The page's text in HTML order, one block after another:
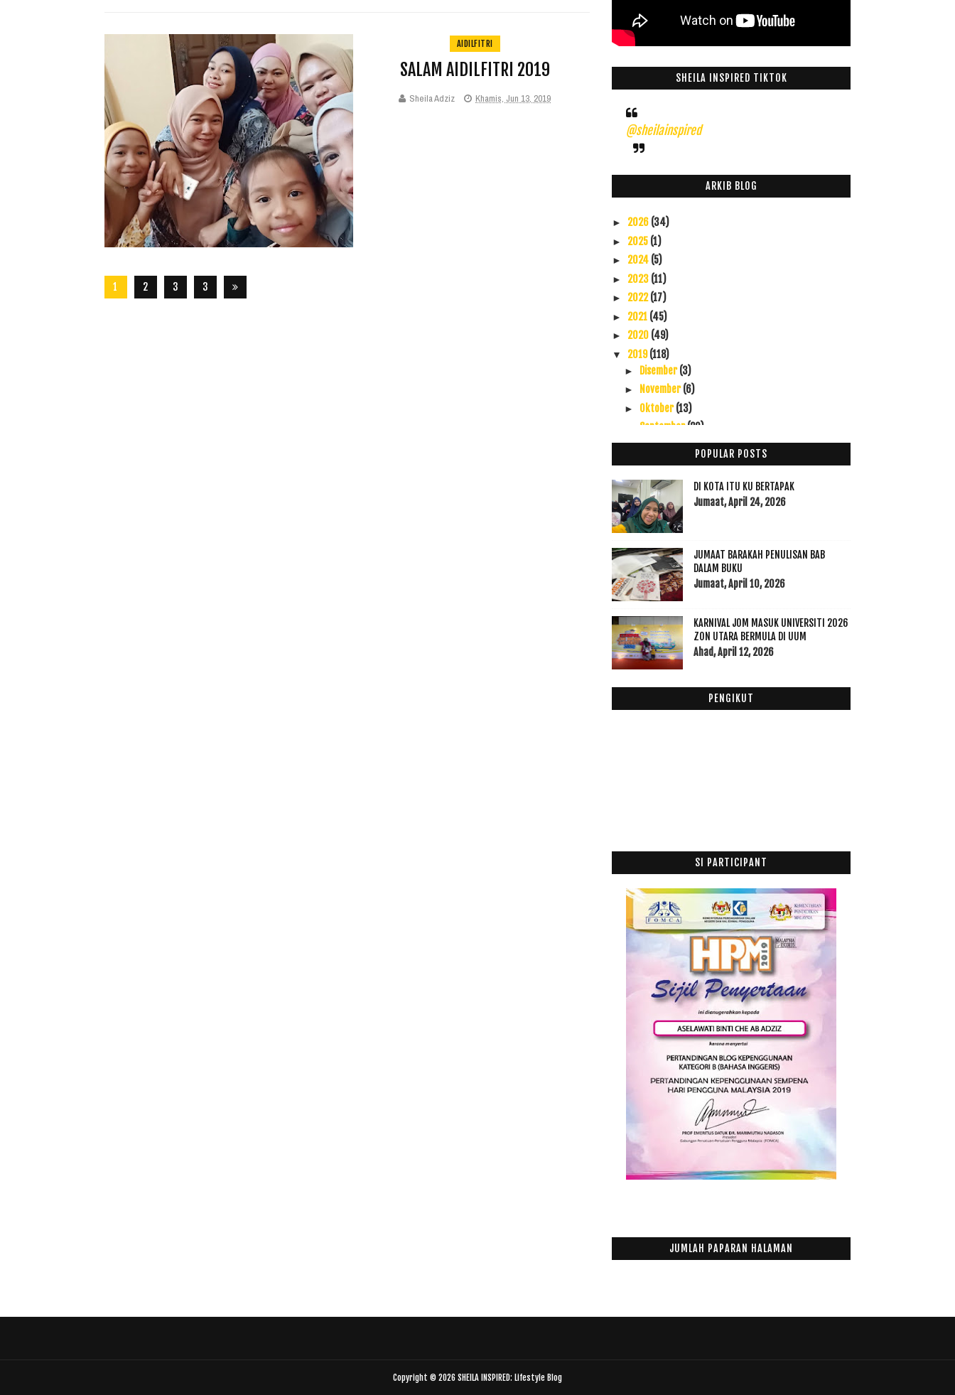
AIDILFITRI
SALAM AIDILFITRI 2019
Sheila Adziz Khamis, Jun 13, 2019
1 2 3
3
SHEILA INSPIRED TIKTOK
@sheilainspired
ARKIB BLOG
► 2026 (34)
► 2025 (1)
► 2024 (5)
► 2023 (11)
► 2022(17)
► 2021 (45)
► 2020 (49)
▼ 2019(118)
► Disember(3)
► November(6)
► Oktober(13)
September(20)
►Ogos(9)
►Julai(3)
▼Jun(3)
Rumah Ronald McDonald di Hospital USM Kubang
Keria...
Syawal Bukan Medan Mengumpul Dosa
Salam Aidilfitri 2019
►Mei(15)
►April(14)
►Februari(14)
►Januari(7)
►2018(195)
►2017(199)
►2016(174)
POPULAR POSTS
DI KOTA ITU KU BERTAPAK
Jumaat, April 24, 2026
JUMAAT BARAKAH PENULISAN BAB
DALAM BUKU
Jumaat, April 10, 2026
KARNIVAL JOM MASUK UNIVERSITI 2026
ZON UTARA BERMULA DI UUM
Ahad, April 12, 2026
PENGIKUT
SI PARTICIPANT
JUMLAH PAPARAN HALAMAN
Copyright © 2026 SHEILA INSPIRED: Lifestyle Blog